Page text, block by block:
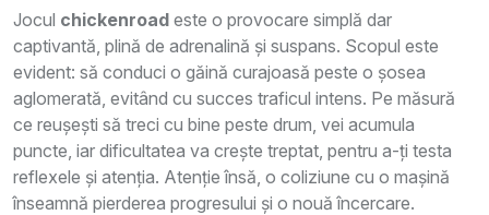
Jocul chickenroad este o provocare simplă dar
captivantă, plină de adrenalină și suspans. Scopul este
evident: să conduci o găină curajoasă peste o șosea
aglomerată, evitând cu succes traficul intens. Pe măsură
ce reușești să treci cu bine peste drum, vei acumula
puncte, iar dificultatea va crește treptat, pentru a-ți testa
reflexele și atenția. Atenție însă, o coliziune cu o mașină
înseamnă pierderea progresului și o nouă încercare.